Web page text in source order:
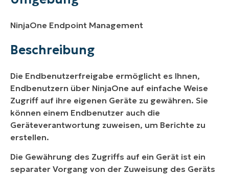
NinjaOne Endpoint Management
Beschreibung
Die Endbenutzerfreigabe ermöglicht es Ihnen,
Endbenutzern über NinjaOne auf einfache Weise
Zugriff auf ihre eigenen Geräte zu gewähren. Sie
können einem Endbenutzer auch die
Geräteverantwortung zuweisen, um Berichte zu
erstellen.
Die Gewährung des Zugriffs auf ein Gerät ist ein
separater Vorgang von der Zuweisung des Geräts